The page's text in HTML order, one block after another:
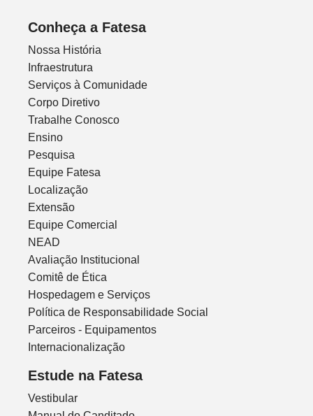
Conheça a Fatesa
Nossa História
Infraestrutura
Serviços à Comunidade
Corpo Diretivo
Trabalhe Conosco
Ensino
Pesquisa
Equipe Fatesa
Localização
Extensão
Equipe Comercial
NEAD
Avaliação Institucional
Comitê de Ética
Hospedagem e Serviços
Política de Responsabilidade Social
Parceiros - Equipamentos
Internacionalização
Estude na Fatesa
Vestibular